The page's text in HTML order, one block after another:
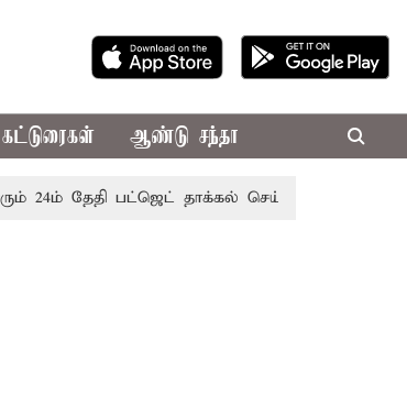
கட்டுரைகள் ஆண்டு சந்தா
தேதி பட்ஜெட் தாக்கல் செய்கிறார் முதல்-அமைச்சர்